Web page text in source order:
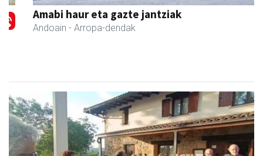
Amabi haur eta gazte jantziak
Andoain - Arropa-dendak